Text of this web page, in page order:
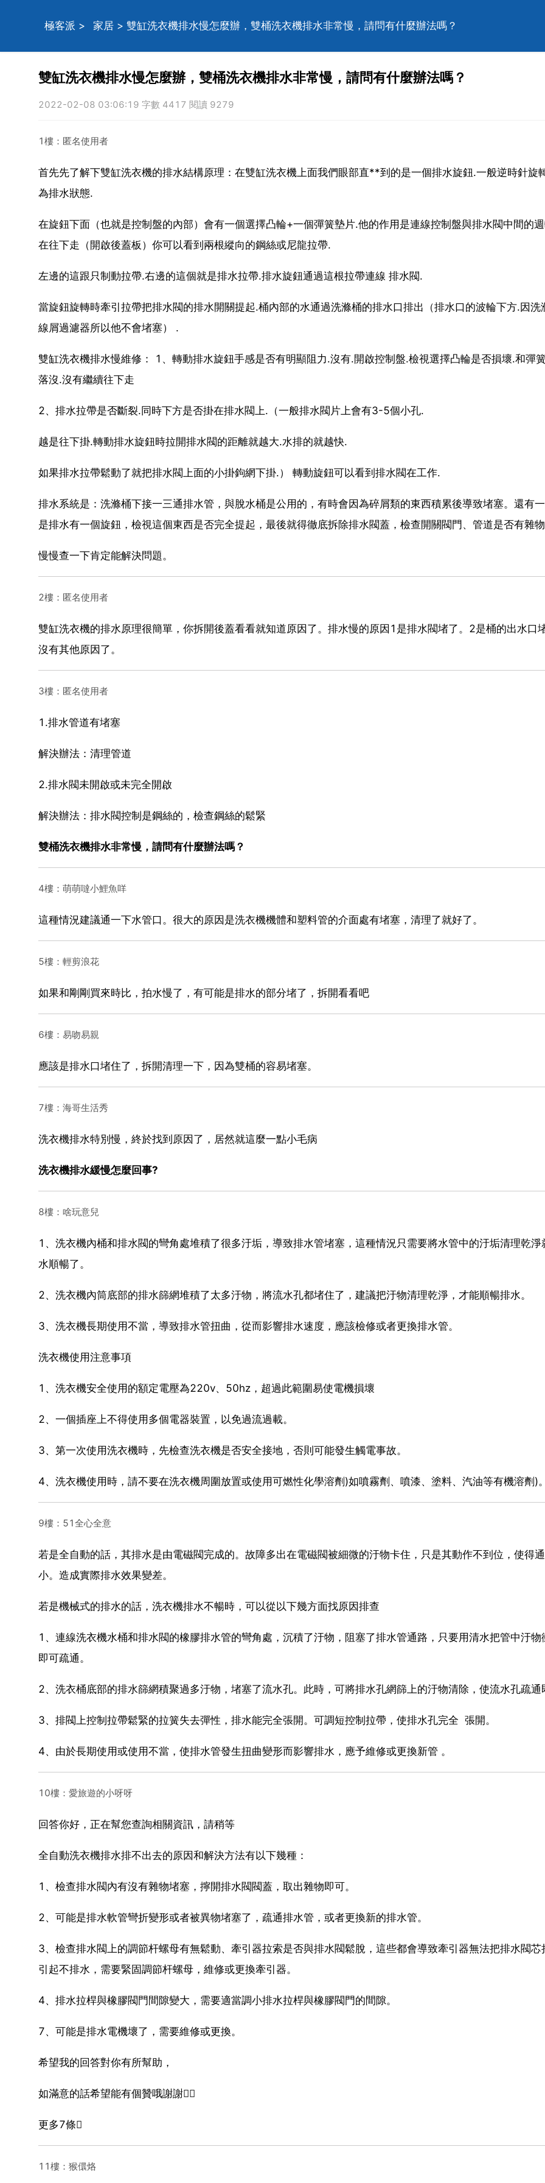
極客派 > 家居 > 雙缸洗衣機排水慢怎麼辦，雙桶洗衣機排水非常慢，請問有什麼辦法嗎？
雙缸洗衣機排水慢怎麼辦，雙桶洗衣機排水非常慢，請問有什麼辦法嗎？
2022-02-08 03:06:19 字數 4417 閱讀 9279
1樓：匿名使用者
首先先了解下雙缸洗衣機的排水結構原理：在雙缸洗衣機上面我們眼部直**到的是一個排水旋鈕.一般逆時針旋
為排水狀態.
在旋鈕下面（也就是控制盤的內部）會有一個選擇凸輪+一個彈簧墊片.他的作用是連線控制盤與排水閥中間的
在往下走（開啟後蓋板）你可以看到兩根縱向的鋼絲或尼龍拉帶.
左邊的這跟只制動拉帶.右邊的這個就是排水拉帶.排水旋鈕通過這根拉帶連線 排水閥.
當旋鈕旋轉時牽引拉帶把排水閥的排水開關提起.桶內部的水通過洗滌桶的排水口排出（排水口的波輪下方.因洗
線屑過濾器所以他不會堵塞） .
雙缸洗衣機排水慢維修： 1、轉動排水旋鈕手感是否有明顯阻力.沒有.開啟控制盤.檢視選擇凸輪是否損壞.和彈
落沒.沒有繼續往下走
2、排水拉帶是否斷裂.同時下方是否掛在排水閥上.（一般排水閥片上會有3-5個小孔.
越是往下掛.轉動排水旋鈕時拉開排水閥的距離就越大.水排的就越快.
如果排水拉帶鬆動了就把排水閥上面的小掛鉤網下掛.） 轉動旋鈕可以看到排水閥在工作.
排水系統是：洗滌桶下接一三通排水管，與脫水桶是公用的，有時會因為碎屑類的東西積累後導致堵塞。還有
是排水有一個旋鈕，檢視這個東西是否完全提起，最後就得徹底拆除排水閥蓋，檢查開關閥門、管道是否有雜
慢慢查一下肯定能解決問題。
2樓：匿名使用者
雙缸洗衣機的排水原理很簡單，你拆開後蓋看看就知道原因了。排水慢的原因1是排水閥堵了。2是桶的出水口
沒有其他原因了。
3樓：匿名使用者
1.排水管道有堵塞
解決辦法：清理管道
2.排水閥未開啟或未完全開啟
解決辦法：排水閥控制是鋼絲的，檢查鋼絲的鬆緊
雙桶洗衣機排水非常慢，請問有什麼辦法嗎？
4樓：萌萌噠小鯉魚咩
這種情況建議通一下水管口。很大的原因是洗衣機機體和塑料管的介面處有堵塞，清理了就好了。
5樓：輕剪浪花
如果和剛剛買來時比，拍水慢了，有可能是排水的部分堵了，拆開看看吧
6樓：易吻易親
應該是排水口堵住了，拆開清理一下，因為雙桶的容易堵塞。
7樓：海哥生活秀
洗衣機排水特別慢，終於找到原因了，居然就這麼一點小毛病
洗衣機排水緩慢怎麼回事?
8樓：啥玩意兒
1、洗衣機內桶和排水閥的彎角處堆積了很多汙垢，導致排水管堵塞，這種情況只需要將水管中的汙垢清理乾淨
水順暢了。
2、洗衣機內筒底部的排水篩網堆積了太多汙物，將流水孔都堵住了，建議把汙物清理乾淨，才能順暢排水。
3、洗衣機長期使用不當，導致排水管扭曲，從而影響排水速度，應該檢修或者更換排水管。
洗衣機使用注意事項
1、洗衣機安全使用的額定電壓為220v、50hz，超過此範圍易使電機損壞
2、一個插座上不得使用多個電器裝置，以免過流過載。
3、第一次使用洗衣機時，先檢查洗衣機是否安全接地，否則可能發生觸電事故。
4、洗衣機使用時，請不要在洗衣機周圍放置或使用可燃性化學溶劑)如噴霧劑、噴漆、塗料、汽油等有機溶劑)
9樓：51全心全意
若是全自動的話，其排水是由電磁閥完成的。故障多出在電磁閥被細微的汙物卡住，只是其動作不到位，使得
小。造成實際排水效果變差。
若是機械式的排水的話，洗衣機排水不暢時，可以從以下幾方面找原因排查
1、連線洗衣機水桶和排水閥的橡膠排水管的彎角處，沉積了汙物，阻塞了排水管通路，只要用清水把管中汙物
即可疏通。
2、洗衣桶底部的排水篩網積聚過多汙物，堵塞了流水孔。此時，可將排水孔網篩上的汙物清除，使流水孔疏通
3、排閥上控制拉帶鬆緊的拉簧失去彈性，排水能完全張開。可調短控制拉帶，使排水孔完全 張開。
4、由於長期使用或使用不當，使排水管發生扭曲變形而影響排水，應予維修或更換新管 。
10樓：愛旅遊的小呀呀
回答你好，正在幫您查詢相關資訊，請稍等
全自動洗衣機排水排不出去的原因和解決方法有以下幾種：
1、檢查排水閥內有沒有雜物堵塞，擰開排水閥閥蓋，取出雜物即可。
2、可能是排水軟管彎折變形或者被異物堵塞了，疏通排水管，或者更換新的排水管。
3、檢查排水閥上的調節杆螺母有無鬆動、牽引器拉索是否與排水閥鬆脫，這些都會導致牽引器無法把排水閥芯
引起不排水，需要緊固調節杆螺母，維修或更換牽引器。
4、排水拉桿與橡膠閥門間隙變大，需要適當調小排水拉桿與橡膠閥門的間隙。
7、可能是排水電機壞了，需要維修或更換。
希望我的回答對你有所幫助，
如滿意的話希望能有個贊哦謝謝
更多7條
11樓：猴儇烙